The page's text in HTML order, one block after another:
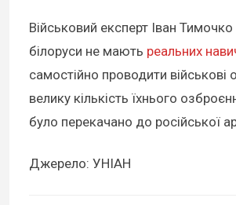
Військовий експерт Іван
білоруси не мають реальних
самостійно проводити військові
велику кількість їхнього
було перекачано до російської
Джерело: УНІАН